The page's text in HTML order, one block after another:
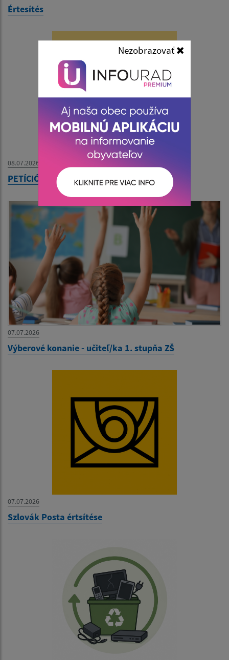
Nezobrazovať
Értesítés
08.07.2026
PETÍCIÓ - Szlovák Posta
07.07.2026
Výberové konanie - učiteľ/ka 1. stupňa ZŠ
07.07.2026
Szlovák Posta értsítése